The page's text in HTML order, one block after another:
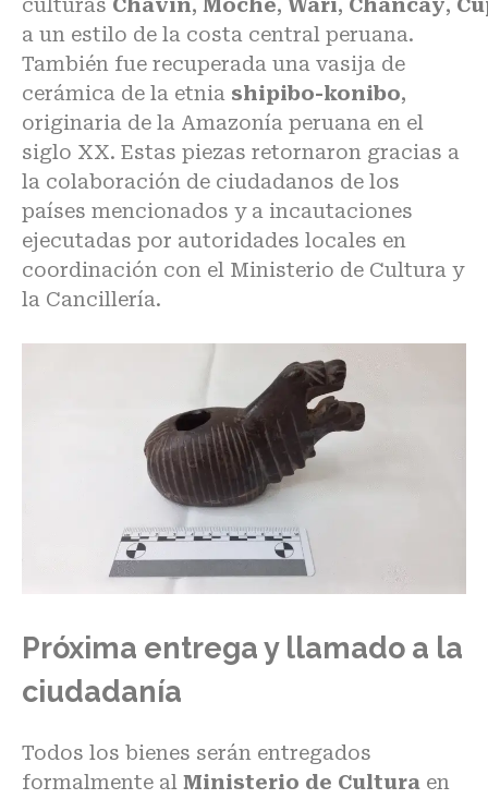
culturas Chavín, Moche, Wari, Chancay,
a un estilo de la costa central peruana.
También fue recuperada una vasija de
cerámica de la etnia shipibo-konibo,
originaria de la Amazonía peruana en el
siglo XX. Estas piezas retornaron gracias a
la colaboración de ciudadanos de los
países mencionados y a incautaciones
ejecutadas por autoridades locales en
coordinación con el Ministerio de Cultura y
la Cancillería.
Próxima entrega y llamado a la
ciudadanía
Todos los bienes serán entregados
formalmente al Ministerio de Cultura en